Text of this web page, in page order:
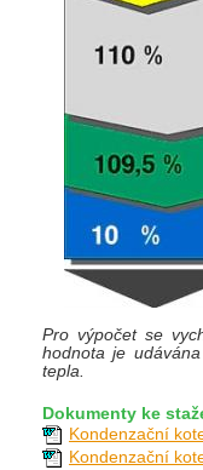
Pro výpočet se
hodnota je
tepla.
Dokumenty ke
Kondenzační
Kondenzační